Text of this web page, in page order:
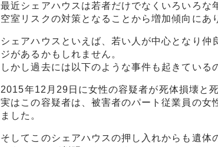
最近シェアハウスは若者だけでなくいろいろな
空室リスクの対策となることから増加傾向にあ
シェアハウスといえば、若い人が中心となり仲
ジがあるかもしれません。
しかし過去には以下のような事件も起きている
2015年12月29日に女性の容疑者が死体損壊と
実はこの容疑者は、被害者のパート従業員の女
ました。
そしてこのシェアハウスの押し入れからも遺体